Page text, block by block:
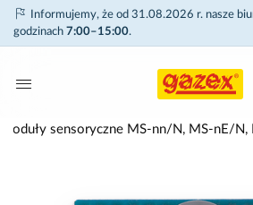
Informujemy, że od 31.08.2026 r. nasze
godzinach 7:00–15:00.
sensoryczne MS-nn/N, MS-nE/N,